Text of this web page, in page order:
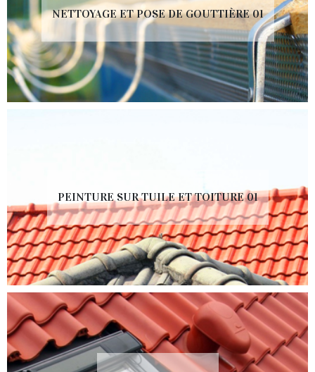
NETTOYAGE ET POSE DE GOUTTIÈRE 01
PEINTURE SUR TUILE ET TOITURE 01